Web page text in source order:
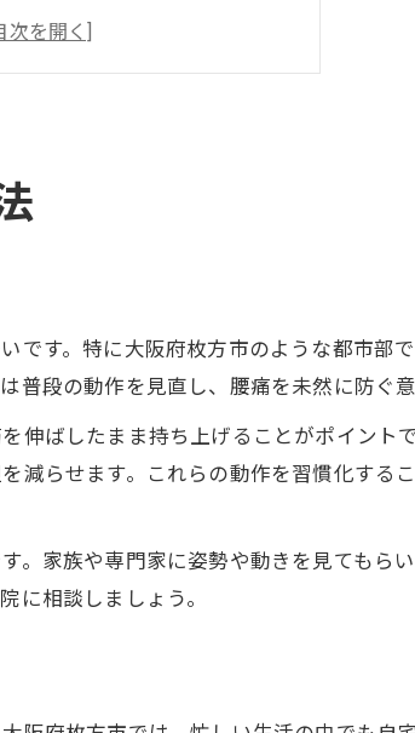
減する腰痛対策ストレッチ
い姿勢と座り方のコツ
を見極めるためのチェック法
切なセルフケア方法
の動作ポイントを解説
ない動き方と姿勢の工夫
です。特に大阪府枚方市のような都市部
段の動作を見直し、腰痛を未然に防ぐ
伸ばしたまま持ち上げることがポイント
減らせます。これらの動作を習慣化する
。家族や専門家に姿勢や動きを見てもら
に相談しましょう。